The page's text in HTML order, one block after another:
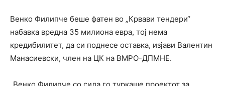
Венко Филипче беше фатен во „Крвави тендери“
набавка вредна 35 милиона евра, тој нема
кредибилитет, да си поднесе оставка, изјави Валентин
Манасиевски, член на ЦК на ВМРО-ДПМНЕ.